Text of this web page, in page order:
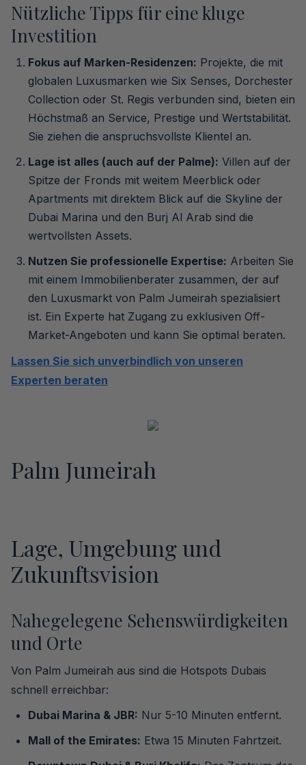
Nützliche Tipps für eine kluge
Investition
Fokus auf Marken-Residenzen: Projekte, die mit
globalen Luxusmarken wie Six Senses, Dorchester
Collection oder St. Regis verbunden sind, bieten ein
Höchstmaß an Service, Prestige und Wertstabilität.
Sie ziehen die anspruchsvollste Klientel an.
Lage ist alles (auch auf der Palme): Villen auf der
Spitze der Fronds mit weitem Meerblick oder
Apartments mit direktem Blick auf die Skyline der
Dubai Marina und den Burj Al Arab sind die
wertvollsten Assets.
Nutzen Sie professionelle Expertise: Arbeiten Sie
mit einem Immobilienberater zusammen, der auf
den Luxusmarkt von Palm Jumeirah spezialisiert
ist. Ein Experte hat Zugang zu exklusiven Off-
Market-Angeboten und kann Sie optimal beraten.
Lassen Sie sich unverbindlich von unseren
Experten beraten
Palm Jumeirah
Lage, Umgebung und
Zukunftsvision
Nahegelegene Sehenswürdigkeiten
und Orte
Von Palm Jumeirah aus sind die Hotspots Dubais
schnell erreichbar:
Dubai Marina & JBR: Nur 5-10 Minuten entfernt.
Mall of the Emirates: Etwa 15 Minuten Fahrtzeit.